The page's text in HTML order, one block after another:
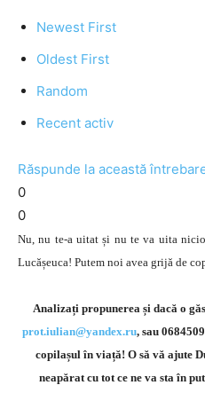
Newest First
Oldest First
Random
Recent activ
Răspunde la această
0
0
Nu, nu te-a uitat și nu te va uita
Lucășeuca! Putem noi avea grijă de
Analizați propunerea și dacă o
prot.iulian@yandex.ru, sau
copilașul în viață! O să vă ajute
neapărat cu tot ce ne va sta în